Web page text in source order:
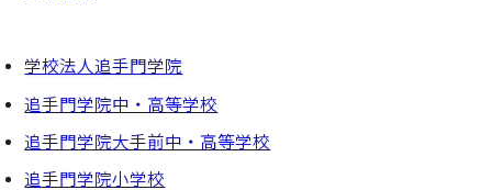
学校法人追手門学院
追手門学院中・高等学校
追手門学院大手前中・高等学校
追手門学院小学校